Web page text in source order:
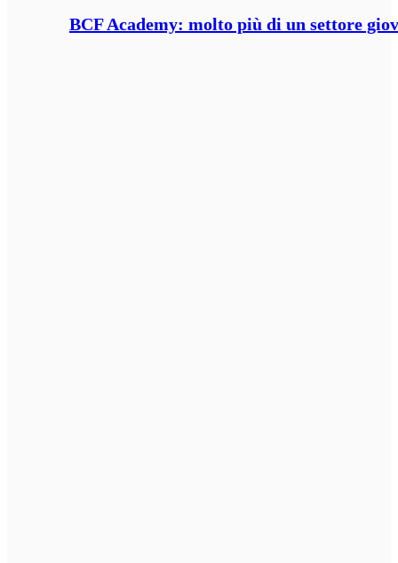
BCF Academy: molto più di un settore